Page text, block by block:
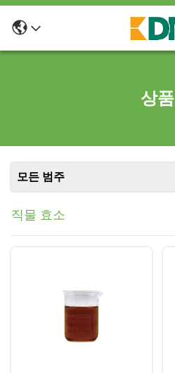
상품
모든 범주
직물 효소